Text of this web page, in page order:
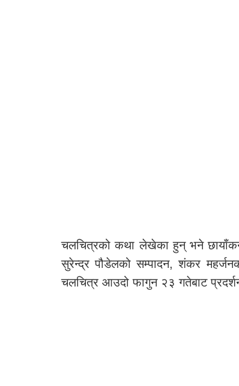
चलचित्रको कथा लेखेका हुन् भने
सुरेन्द्र पौडेलको सम्पादन, शंकर
चलचित्र आउदो फागुन २३ गतेबाट